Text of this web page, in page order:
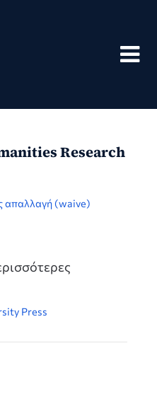
Research
απαλλαγή (waive)
Press